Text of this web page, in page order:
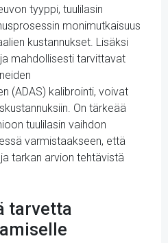
tyyppi, tuulilasin
monimutkaisuus
kustannukset. Lisäksi
mahdollisesti tarvittavat
(ADAS) kalibrointi, voivat
On tärkeää
tuulilasin vaihdon
varmistaakseen, että
tarkan arvion tehtävistä
tarvetta